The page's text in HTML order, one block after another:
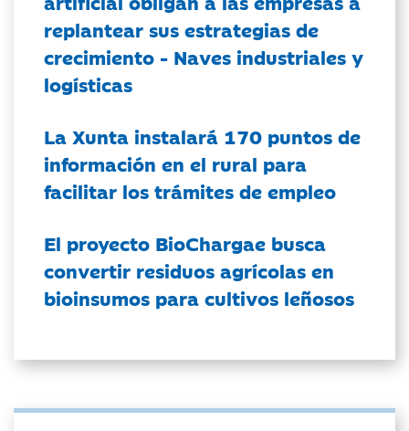
replantear sus estrategias de
crecimiento - Naves industriales y
logísticas
La Xunta instalará 170 puntos de
información en el rural para
facilitar los trámites de empleo
El proyecto BioChargae busca
convertir residuos agrícolas en
bioinsumos para cultivos leñosos